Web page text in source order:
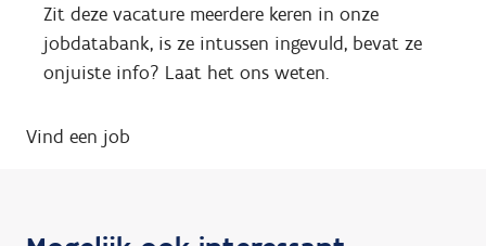
Zit deze vacature meerdere keren in onze
jobdatabank, is ze intussen ingevuld, bevat ze
onjuiste info? Laat het ons weten.
Vind een job